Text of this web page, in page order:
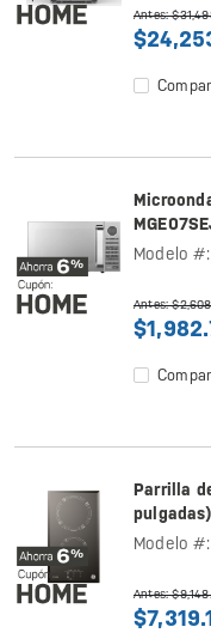
Antes:
Modelo
Antes:
Parrilla
Modelo
Antes: